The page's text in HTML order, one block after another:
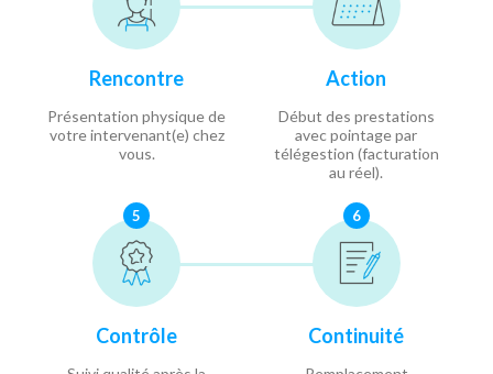
Rencontre
Présentation physique de
votre intervenant(e) chez
vous.
Action
Début des prestations
avec pointage par
télégestion (facturation
au réel).
5
Contrôle
6
Continuité